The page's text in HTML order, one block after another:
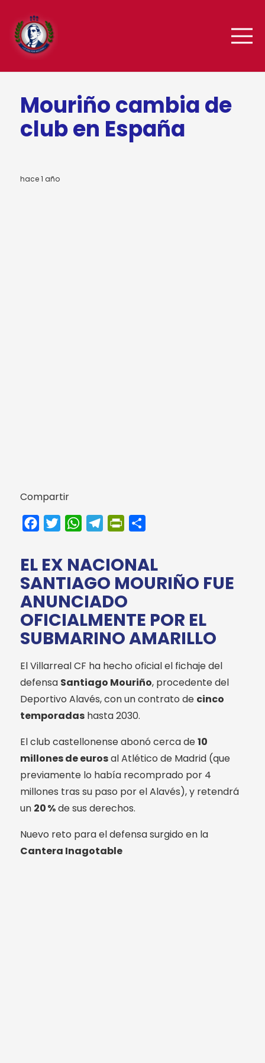
Mouriño cambia de
club en España
hace 1 año
Compartir
FacebookTwitterWhatsAppTelegramPrintFriendly
EL EX NACIONAL
SANTIAGO MOURIÑO FUE
ANUNCIADO
OFICIALMENTE POR EL
SUBMARINO AMARILLO
El Villarreal CF ha hecho oficial el fichaje del
defensa Santiago Mouriño, procedente del
Deportivo Alavés, con un contrato de cinco
temporadas hasta 2030.
El club castellonense abonó cerca de10
millones de eurosal Atlético de Madrid (que
previamente lo había recomprado por 4
millones tras su paso por el Alavés), y retendrá
un 20 %de sus derechos.
Nuevo reto para el defensa surgido en la
Cantera Inagotable